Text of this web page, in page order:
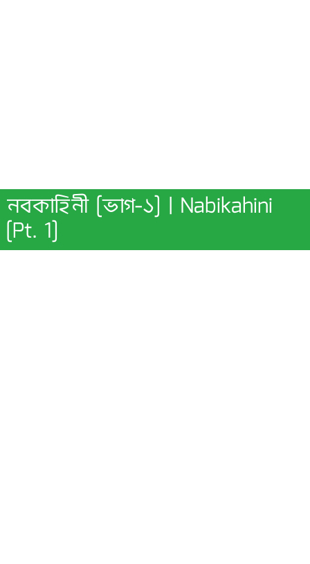
নবকাহিনী [ভাগ-১] | Nabikahini
[Pt. 1]